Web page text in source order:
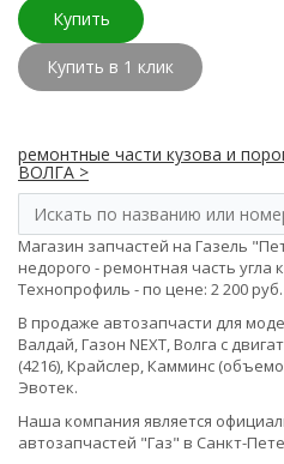
Купить
Купить в 1 клик
ремонтные части кузова и
ВОЛГА >
Магазин запчастей на Газель
недорого - ремонтная часть угла
Технопрофиль - по цене: 2 200 руб.
В продаже автозапчасти для
Валдай, Газон NEXT, Волга с
(4216), Крайслер, Камминс
Эвотек.
Наша компания является
автозапчастей "Газ" в Санкт-